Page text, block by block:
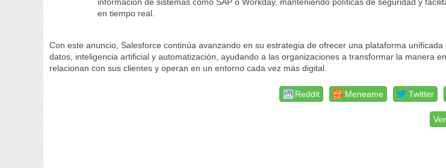
en tiempo real.
Con este anuncio, Salesforce continúa avanzando en su estrategia de ofrecer una plataforma unificada
datos, inteligencia artificial y automatización, ayudando a las organizaciones a transformar la manera
relacionan con sus clientes y operan en un entorno cada vez más digital.
Twitter
Meneame
Reddit